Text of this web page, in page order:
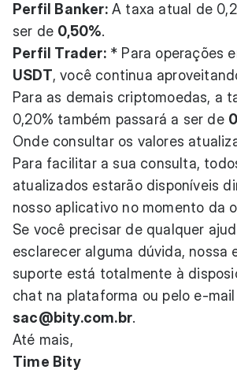
Perfil Banker:A taxa atual de
ser de 0,50%.
Perfil Trader:* Para operações
USDT, você continua
Para as demais criptomoedas, a
0,20% também passará a ser de
Onde consultar os valores
Para facilitar a sua consulta,
atualizados estarão disponíveis
nosso aplicativo no momento da
Se você precisar de qualquer
esclarecer alguma dúvida, nossa
suporte está totalmente à
chat na plataforma ou pelo e-mail
sac@bity.com.br.
Até mais,
Time Bity